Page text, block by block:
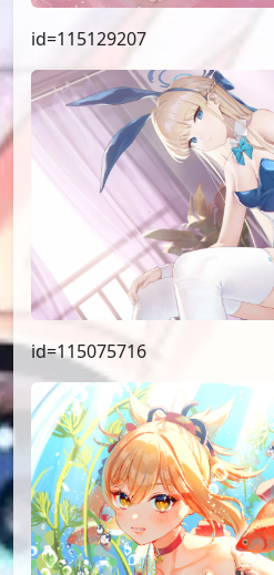
id=115129207
id=115075716